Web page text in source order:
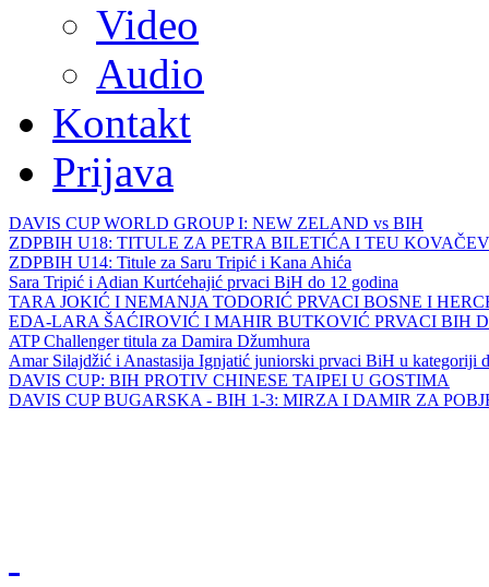
Video
Audio
Kontakt
Prijava
DAVIS CUP WORLD GROUP I: NEW ZELAND vs BIH
ZDPBIH U18: TITULE ZA PETRA BILETIĆA I TEU
ZDPBIH U14: Titule za Saru Tripić i Kana Ahića
Sara Tripić i Adian Kurtćehajić prvaci BiH do 12 godina
TARA JOKIĆ I NEMANJA TODORIĆ PRVACI BOSNE I
EDA-LARA ŠAĆIROVIĆ I MAHIR BUTKOVIĆ PRVACI BIH
ATP Challenger titula za Damira Džumhura
Amar Silajdžić i Anastasija Ignjatić juniorski prvaci BiH u kategoriji
DAVIS CUP: BIH PROTIV CHINESE TAIPEI U GOSTIMA
DAVIS CUP BUGARSKA - BIH 1-3: MIRZA I DAMIR ZA